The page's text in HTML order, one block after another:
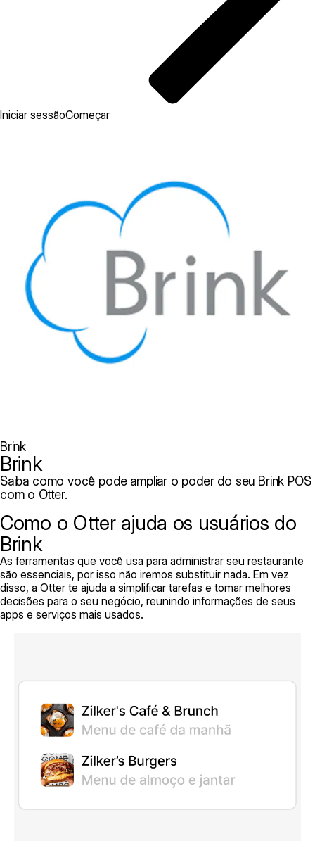
Iniciar sessãoComeçar
Brink
Brink
Saiba como você pode ampliar o poder do seu Brink POS
com o Otter.
Como o Otter ajuda os usuários do
Brink
As ferramentas que você usa para administrar seu restaurante
são essenciais, por isso não iremos substituir nada. Em vez
disso, a Otter te ajuda a simplificar tarefas e tomar melhores
decisões para o seu negócio, reunindo informações de seus
apps e serviços mais usados.